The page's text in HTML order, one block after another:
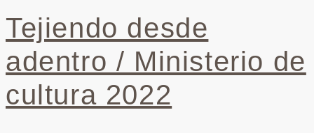
Tejiendo desde
adentro / Ministerio de
cultura 2022